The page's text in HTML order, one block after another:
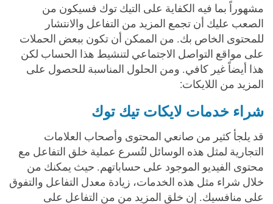
مشهوراً بما فيه الكفاية على التيك توك فسيكون من
الصعب عليك أن تجمع المزيد من التفاعل والانتشار
للمحتوى الخاص بك. من الممكن أن تكون ببعض الحملات
على مواقع التواصل الاجتماعي لتنشيط هذا الحساب لكن
هذا أيضاً غير كافي. ومن الحلول المناسبة للحصول على
المزيد من اللايكات:
شراء خدمات لايكات تيك توك
قد يلجأ كثير من صانعي المحتوى وأصحاب العلامات
التجارية لمثل هذه الوسائل لتُسرع عملية خلق التفاعل مع
محتوى الفيديو الموجود على حساباتهم. حيث يمكنك من
خلال شراء مثل هذه الخدمات، زيادة معدل التفاعل والتفوق
على منافسيك. إن خلق المزيد من من التفاعل على